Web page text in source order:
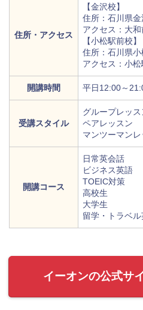
住所・アクセス
【金沢校】
住所：石川県
アクセス：大
【小松駅前校】
住所：石川県
アクセス：小
開講時間 平日12:00～
受講スタイル
グループレッス
ペアレッスン
マンツーマンレ
開講コース
日常英会話
ビジネス英語
TOEIC対策
高校生
大学生
留学・トラベ
イーオンの公式サ